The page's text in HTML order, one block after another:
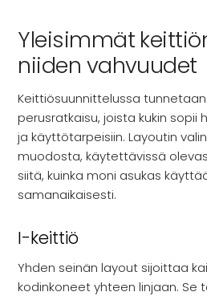
Yleisimmät
niiden vahvuudet
Keittiösuunnittelussa
perusratkaisu, joista kukin sopii
ja käyttötarpeisiin. Layoutin
muodosta, käytettävissä
siitä, kuinka moni asukas
samanaikaisesti.
I-keittiö
Yhden seinän layout sijoittaa
kodinkoneet yhteen linjaan. Se